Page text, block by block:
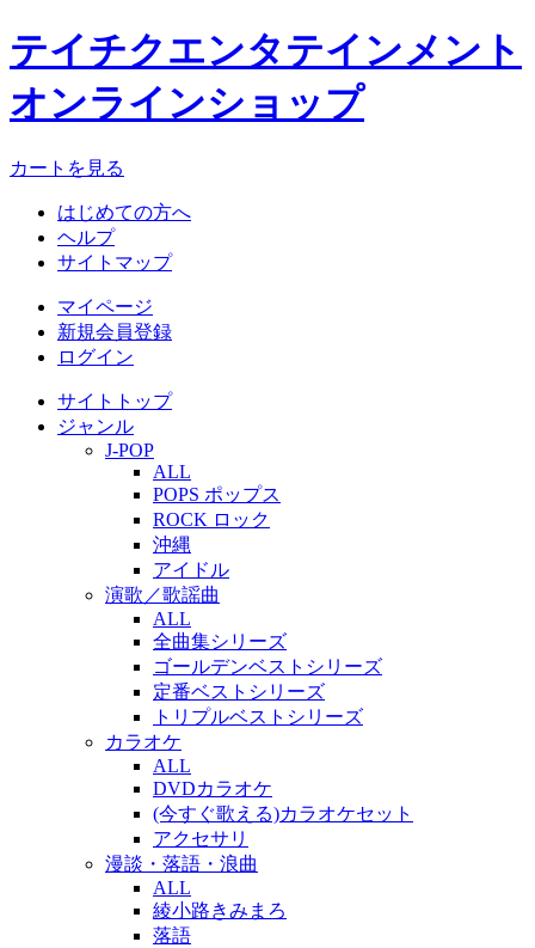
テイチクエンタテインメント
オンラインショップ
カートを見る
はじめての方へ
ヘルプ
サイトマップ
マイページ
新規会員登録
ログイン
サイトトップ
ジャンル
J-POP
ALL
POPS ポップス
ROCK ロック
沖縄
アイドル
演歌／歌謡曲
ALL
全曲集シリーズ
ゴールデンベストシリーズ
定番ベストシリーズ
トリプルベストシリーズ
カラオケ
ALL
DVDカラオケ
(今すぐ歌える)カラオケセット
アクセサリ
漫談・落語・浪曲
ALL
綾小路きみまろ
落語